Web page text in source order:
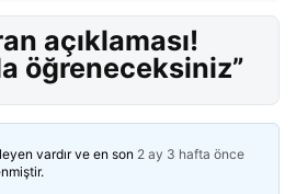
açıklaması!
öğreneceksiniz”
vardır ve en son 2 ay 3 hafta önce